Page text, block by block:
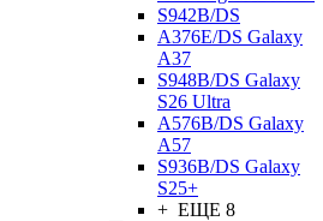
S942B/DS
A376E/DS Galaxy
A37
S948B/DS Galaxy
S26 Ultra
A576B/DS Galaxy
A57
S936B/DS Galaxy
S25+
+ ЕЩЕ 8